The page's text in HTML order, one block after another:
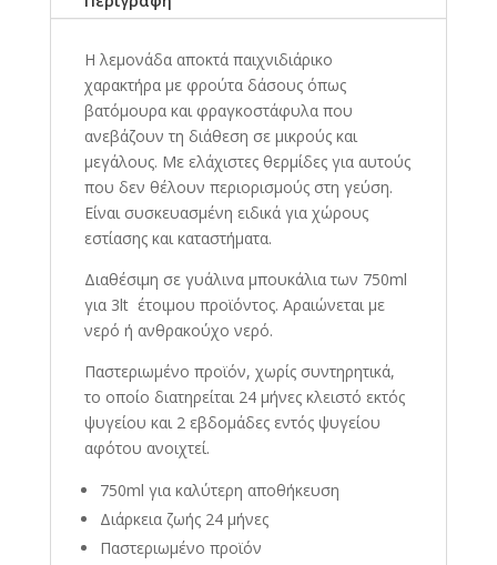
Η λεμονάδα αποκτά παιχνιδιάρικο
χαρακτήρα με φρούτα δάσους όπως
βατόμουρα και φραγκοστάφυλα που
ανεβάζουν τη διάθεση σε μικρούς και
μεγάλους. Με ελάχιστες θερμίδες για αυτούς
που δεν θέλουν περιορισμούς στη γεύση.
Είναι συσκευασμένη ειδικά για χώρους
εστίασης και καταστήματα.
Διαθέσιμη σε γυάλινα μπουκάλια των 750ml
για 3lt έτοιμου προϊόντος. Αραιώνεται με
νερό ή ανθρακούχο νερό.
Παστεριωμένο προϊόν, χωρίς συντηρητικά,
το οποίο διατηρείται 24 μήνες κλειστό εκτός
ψυγείου και 2 εβδομάδες εντός ψυγείου
αφότου ανοιχτεί.
750ml για καλύτερη αποθήκευση
Διάρκεια ζωής 24 μήνες
Παστεριωμένο προϊόν